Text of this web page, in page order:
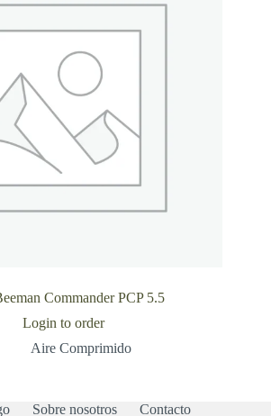
Commander PCP 5.5
Login to order
Aire Comprimido
Sobre nosotros Contacto